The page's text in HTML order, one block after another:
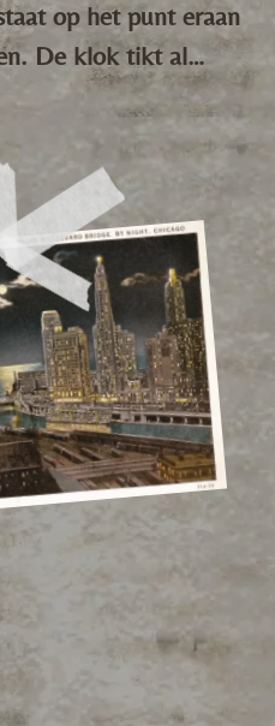
op het punt eraan
De klok tikt al…